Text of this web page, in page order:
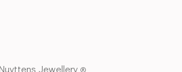
Jewellery ®